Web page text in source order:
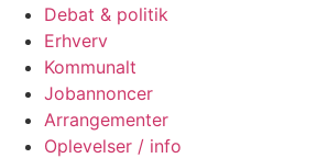
Debat & politik
Erhverv
Kommunalt
Jobannoncer
Arrangementer
Oplevelser / info